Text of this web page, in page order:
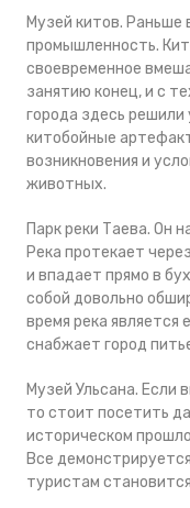
Музей китов. Раньше
промышленность.
своевременное
занятию конец, и с
города здесь
китобойные
возникновения и
животных.
Парк реки Таева. Он
Река протекает
и впадает прямо в
собой довольно
время река
снабжает город
Музей Ульсана. Если
то стоит посетить
историческом
Все
туристам